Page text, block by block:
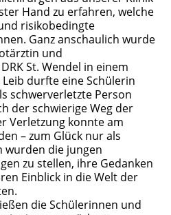
Hand zu erfahren, welche
risikobedingte
Ganz anschaulich wurde
und
St. Wendel in einem
durfte eine Schülerin
schwerverletzte Person
der schwierige Weg der
Verletzung konnte am
– zum Glück nur als
wurden die jungen
zu stellen, ihre Gedanken
Einblick in die Welt der
die Schülerinnen und